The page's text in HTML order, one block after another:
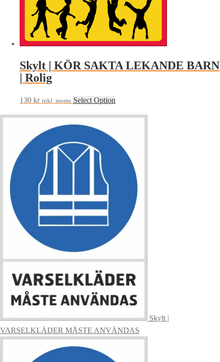
Skylt | KÖR SAKTA LEKANDE BARN
| Rolig
130 kr inkl. moms Select Option
Skylt |
VARSELKLÄDER MÅSTE ANVÄNDAS